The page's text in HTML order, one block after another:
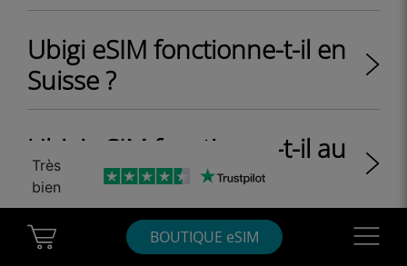
Cart Ubigi BOUTIQUE eSIM
Ubigi eSIM fonctionne-t-il en
Suisse ?
Ubigi eSIM fonctionne-t-il au
Royaume-Uni ?
Ubigi eSIM fonctionne-t-il au
Très
bien